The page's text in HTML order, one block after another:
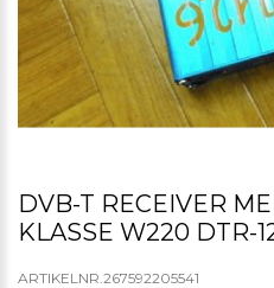
DVB-T RECEIVER
KLASSE W220 DTR-
ARTIKELNR.267592205541